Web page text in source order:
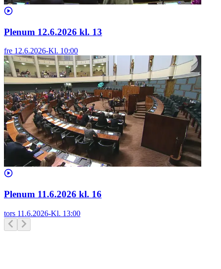
Plenum 12.6.2026 kl. 13
fre 12.6.2026-Kl. 10:00
Plenum 11.6.2026 kl. 16
tors 11.6.2026-Kl. 13:00